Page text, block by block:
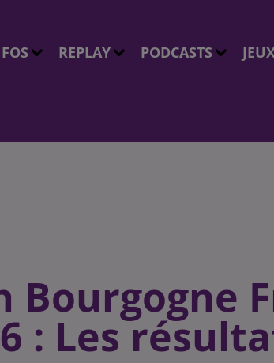
REPLAY PODCASTS
Bourgogne
: Les